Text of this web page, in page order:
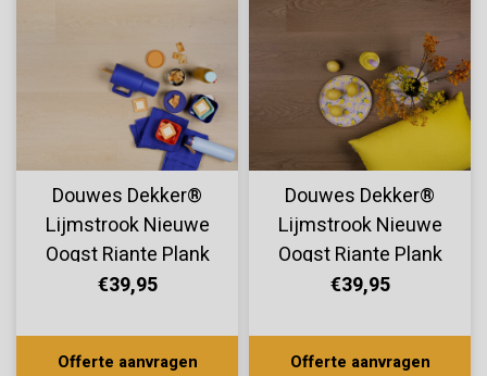
Douwes Dekker®
Lijmstrook Nieuwe
Oogst Riante Plank
Limoen 10814
€39,95
Offerte aanvragen
Douwes Dekker®
Lijmstrook Nieuwe
Oogst Riante Plank
Kiwi 10812
€39,95
Offerte aanvragen